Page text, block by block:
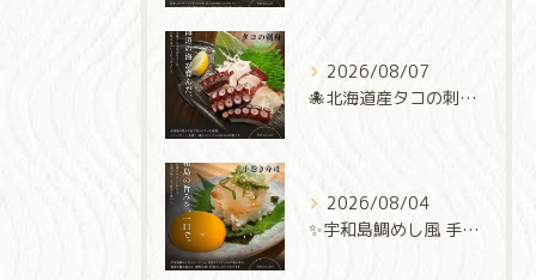
2026/08/07
🐙北海道産タコの刺身🐙
2026/08/04
✨宇和島鯛めし風 手巻き寿司✨